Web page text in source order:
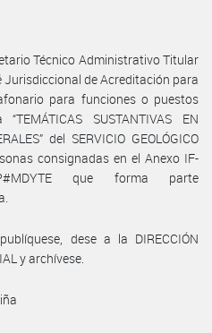
Técnico Administrativo Titular
de Acreditación para
para funciones o puestos
SUSTANTIVAS EN
del SERVICIO GEOLÓGICO
consignadas en el Anexo IF-
que forma parte
dese a la DIRECCIÓN
y archívese.